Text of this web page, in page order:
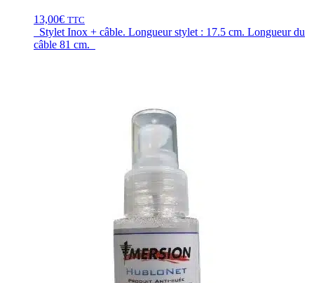
13,00€ TTC
Stylet Inox + câble. Longueur stylet : 17.5 cm. Longueur du
câble 81 cm.